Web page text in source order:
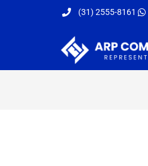
(31) 2555-8161